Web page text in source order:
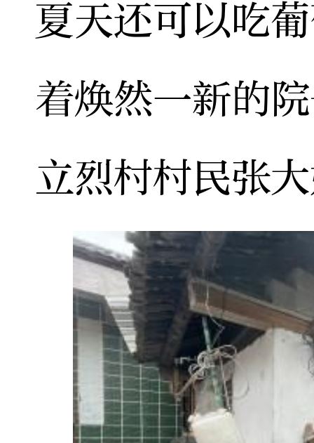
夏天还可以吃
着焕然一新的
立烈村村民张